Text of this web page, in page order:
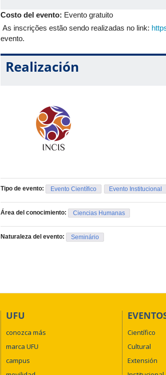
Costo del evento: Evento gratuito
As inscrições estão sendo realizadas no link:
evento.
Realización
Tipo de evento: Evento Científico Evento Institucional
Área del conocimiento: Ciencias Humanas
Naturaleza del evento: Seminário
UFU
conozca más
marca UFU
campus
Científico
Cultural
Extensión